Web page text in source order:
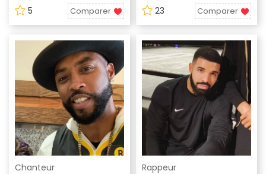
5 Comparer 23 Comparer
Chanteur Rappeur